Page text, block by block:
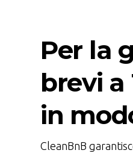
Per la
brevi
in
CleanBnB